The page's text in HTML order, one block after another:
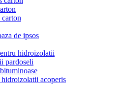
de ipsos
hidroizolatii
pardoseli
acoperis